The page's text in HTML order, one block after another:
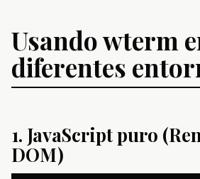
Usando wterm
diferentes
1. JavaScript puro
DOM)